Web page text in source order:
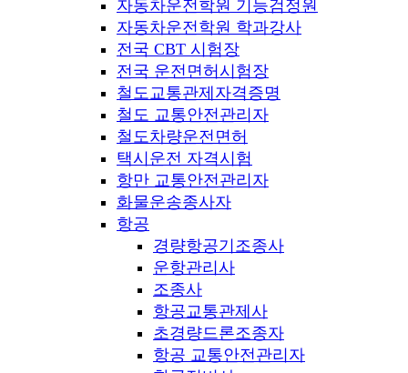
자동차운전학원 기능검정원
자동차운전학원 학과강사
전국 CBT 시험장
전국 운전면허시험장
철도교통관제자격증명
철도 교통안전관리자
철도차량운전면허
택시운전 자격시험
항만 교통안전관리자
화물운송종사자
항공
경량항공기조종사
운항관리사
조종사
항공교통관제사
초경량드론조종자
항공 교통안전관리자